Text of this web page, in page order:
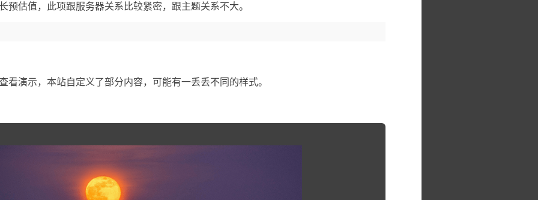
预估值，此项跟服务器关系比较紧密，跟主题关系不大。
看演示，本站自定义了部分内容，可能有一丢丢不同的样式。